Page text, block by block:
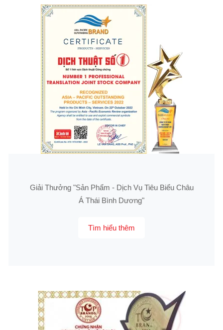
Giải Thưởng "Sản Phẩm - Dịch Vụ Tiêu Biểu Châu
Á Thái Bình Dương"
Tìm hiểu thêm